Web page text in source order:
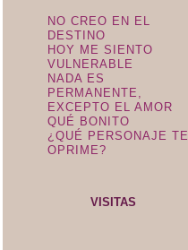
NO CREO EN EL
DESTINO
HOY ME SIENTO
VULNERABLE
NADA ES
PERMANENTE,
EXCEPTO EL AMOR
QUÉ BONITO
¿QUÉ PERSONAJE TE
OPRIME?
VISITAS